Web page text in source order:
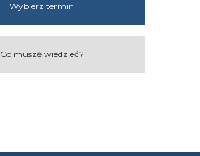
Wybierz termin
Co muszę wiedzieć?